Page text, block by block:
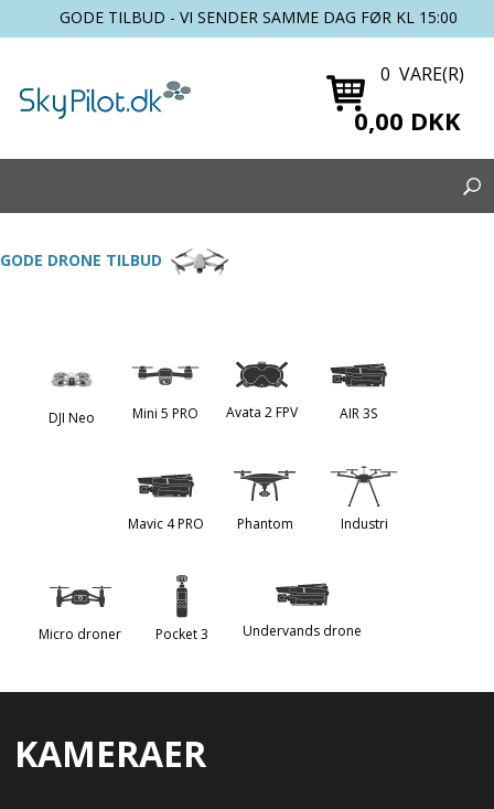
GODE TILBUD - VI SENDER SAMME DAG FØR KL 15:00
0 VARE(R)
0,00 DKK
GODE DRONE TILBUD
DJI Neo Mini 5 PRO Avata 2 FPV AIR 3S
Mavic 4 PRO Phantom Industri
Micro droner Pocket 3 Undervands drone
KAMERAER